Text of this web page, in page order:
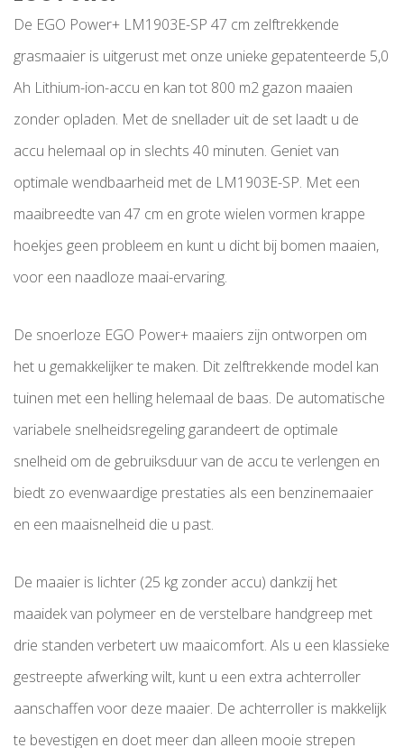
De EGO Power+ LM1903E-SP 47 cm zelftrekkende
grasmaaier is uitgerust met onze unieke gepatenteerde 5,0
Ah Lithium-ion-accu en kan tot 800 m2 gazon maaien
zonder opladen. Met de snellader uit de set laadt u de
accu helemaal op in slechts 40 minuten. Geniet van
optimale wendbaarheid met de LM1903E-SP. Met een
maaibreedte van 47 cm en grote wielen vormen krappe
hoekjes geen probleem en kunt u dicht bij bomen maaien,
voor een naadloze maai-ervaring.
De snoerloze EGO Power+ maaiers zijn ontworpen om
het u gemakkelijker te maken. Dit zelftrekkende model kan
tuinen met een helling helemaal de baas. De automatische
variabele snelheidsregeling garandeert de optimale
snelheid om de gebruiksduur van de accu te verlengen en
biedt zo evenwaardige prestaties als een benzinemaaier
en een maaisnelheid die u past.
De maaier is lichter (25 kg zonder accu) dankzij het
maaidek van polymeer en de verstelbare handgreep met
drie standen verbetert uw maaicomfort. Als u een klassieke
gestreepte afwerking wilt, kunt u een extra achterroller
aanschaffen voor deze maaier. De achterroller is makkelijk
te bevestigen en doet meer dan alleen mooie strepen